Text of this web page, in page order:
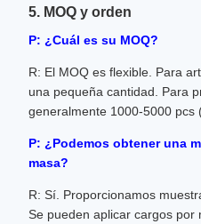
5. MOQ y orden
P: ¿Cuál es su MOQ?
R: El MOQ es flexible. Para
una pequeña cantidad. Para
generalmente 1000-5000 pcs
P: ¿Podemos obtener una
masa?
R: Sí. Proporcionamos
Se pueden aplicar cargos por